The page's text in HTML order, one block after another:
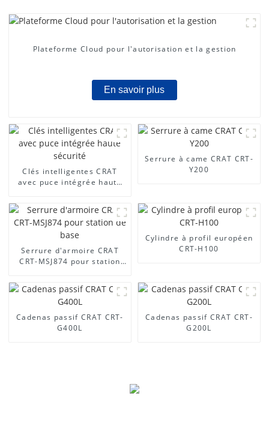
Plateforme Cloud pour l'autorisation et la gestion
En savoir plus
Clés intelligentes CRAT
avec puce intégrée haute
Serrure à came CRAT CRT-
Y200
Serrure d'armoire CRAT
CRT-MSJ874 pour station
Cylindre à profil européen
CRT-H100
Cadenas passif CRAT CRT-
G400L
Cadenas passif CRAT CRT-
G200L